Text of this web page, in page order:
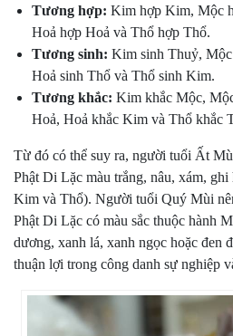
Tương hợp: Kim hợp Kim, Mộc
Hoả hợp Hoả và Thổ hợp Thổ.
Tương sinh: Kim sinh Thuỷ,
Hoả sinh Thổ và Thổ sinh Kim.
Tương khắc: Kim khắc Mộc,
Hoả, Hoả khắc Kim và Thổ khắc
Từ đó có thể suy ra, người tuổi Ất
Phật Di Lặc màu trắng, nâu, xám, ghi
Kim và Thổ). Người tuổi Quý Mùi
Phật Di Lặc có màu sắc thuộc hành
dương, xanh lá, xanh ngọc hoặc đen
thuận lợi trong công danh sự nghiệp